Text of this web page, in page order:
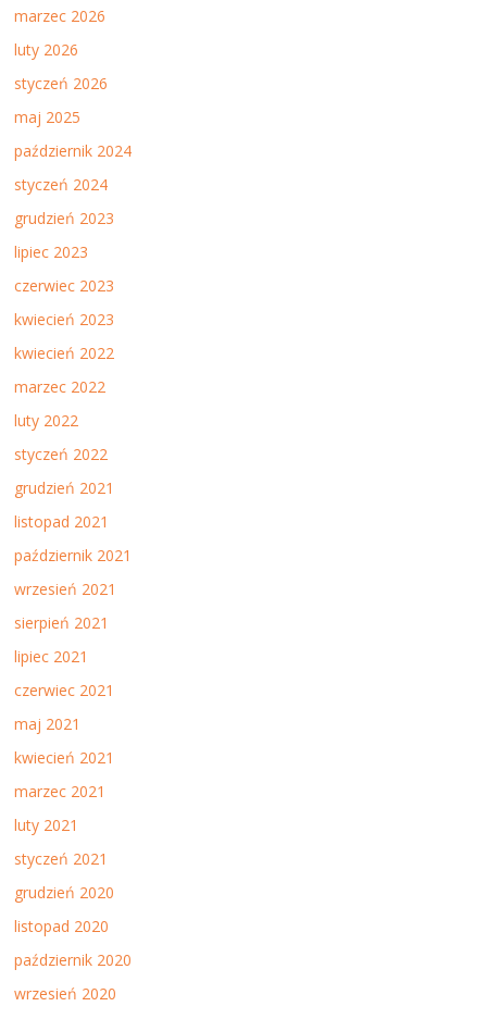
marzec 2026
luty 2026
styczeń 2026
maj 2025
październik 2024
styczeń 2024
grudzień 2023
lipiec 2023
czerwiec 2023
kwiecień 2023
kwiecień 2022
marzec 2022
luty 2022
styczeń 2022
grudzień 2021
listopad 2021
październik 2021
wrzesień 2021
sierpień 2021
lipiec 2021
czerwiec 2021
maj 2021
kwiecień 2021
marzec 2021
luty 2021
styczeń 2021
grudzień 2020
listopad 2020
październik 2020
wrzesień 2020